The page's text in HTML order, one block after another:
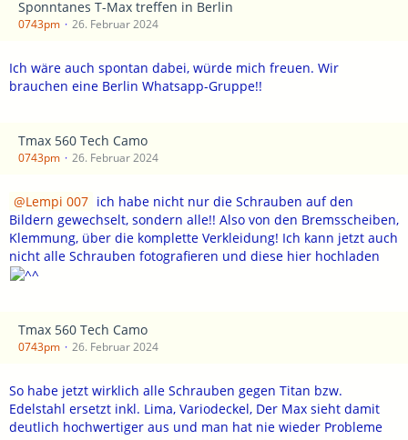
Sponntanes T-Max treffen in Berlin
0743pm 26. Februar 2024
Ich wäre auch spontan dabei, würde mich freuen. Wir
brauchen eine Berlin Whatsapp-Gruppe!!
Tmax 560 Tech Camo
0743pm 26. Februar 2024
Lempi 007 ich habe nicht nur die Schrauben auf den
Bildern gewechselt, sondern alle!! Also von den Bremsscheiben,
Klemmung, über die komplette Verkleidung! Ich kann jetzt auch
nicht alle Schrauben fotografieren und diese hier hochladen
Tmax 560 Tech Camo
0743pm 26. Februar 2024
So habe jetzt wirklich alle Schrauben gegen Titan bzw.
Edelstahl ersetzt inkl. Lima, Variodeckel, Der Max sieht damit
deutlich hochwertiger aus und man hat nie wieder Probleme